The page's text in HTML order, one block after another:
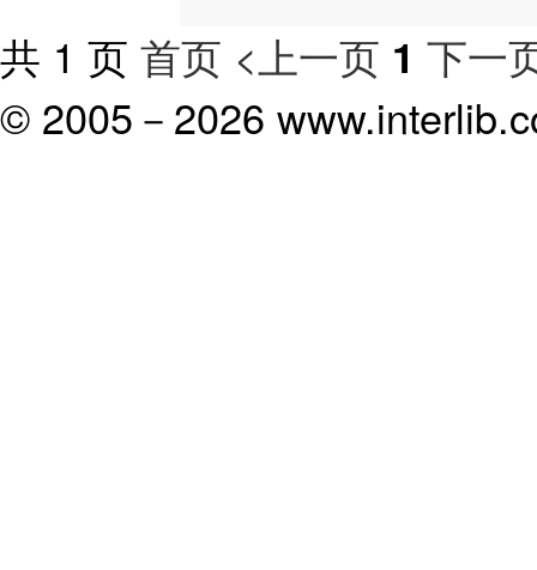
共 1 页 首页 <上一页 1 下一
© 2005－ 2026